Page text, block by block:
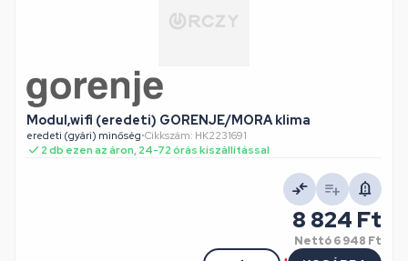
Modul,wifi (eredeti) GORENJE/MORA klima
eredeti (gyári) minőség•Cikkszám: HK2231691
2 db ezen az áron, 24-72 órás kiszállítással
8 824 Ft
Nettó6 948 Ft